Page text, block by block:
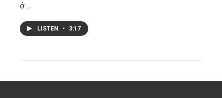
ở…
LISTEN • 3:17